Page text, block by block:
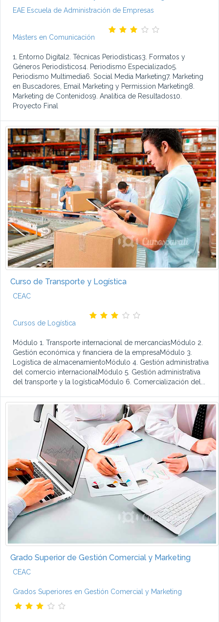
EAE Escuela de Administración de Empresas
Másters en Comunicación
1. Entorno Digital2. Técnicas Periodísticas3. Formatos y
Géneros Periodísticos4. Periodismo Especializado5.
Periodismo Multimedia6. Social Media Marketing7. Marketing
en Buscadores, Email Marketing y Permission Marketing8.
Marketing de Contenidos9. Analítica de Resultados10.
Proyecto Final
Curso de Transporte y Logística
CEAC
Cursos de Logística
Módulo 1. Transporte internacional de mercancíasMódulo 2.
Gestión económica y financiera de la empresaMódulo 3.
Logística de almacenamientoMódulo 4. Gestión administrativa
del comercio internacionalMódulo 5. Gestión administrativa
del transporte y la logísticaMódulo 6. Comercialización del...
Grado Superior de Gestión Comercial y Marketing
CEAC
Grados Superiores en Gestión Comercial y Marketing